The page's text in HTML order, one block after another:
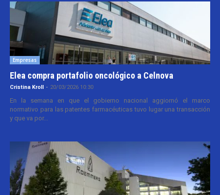
Empresas
Elea compra portafolio oncológico a Celnova
Cristina Kroll - 20/03/2026 10:30
En la semana en que el gobierno nacional aggiornó el marco
normativo para las patentes farmacéuticas tuvo lugar una transacción
y que va por...